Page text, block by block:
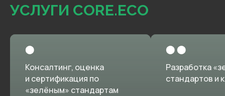
УСЛУГИ CORE.ECO
⬤
Консалтинг, оценка
и сертификация по
«зелёным» стандартам
⬤ ⬤
Разработка
стандартов и